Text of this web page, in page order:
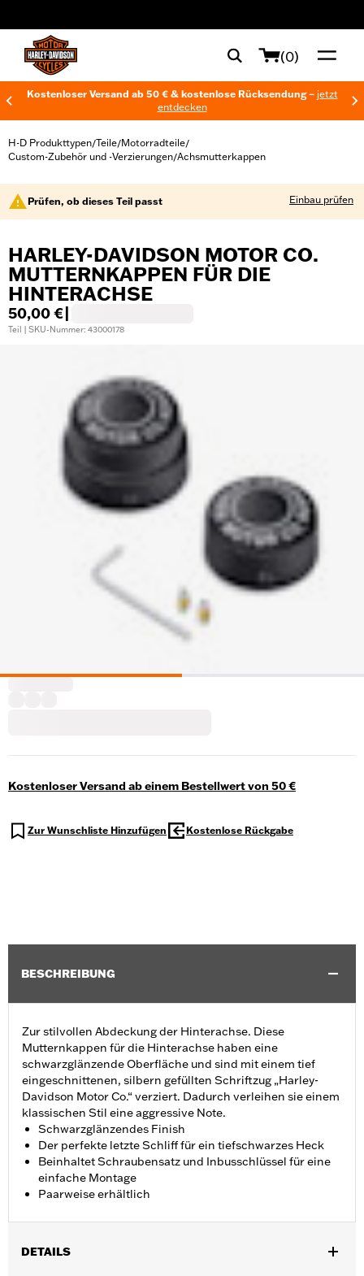
(0)
Kostenloser Versand ab 50 € & kostenlose Rücksendung – jetzt
entdecken
H-D Produkttypen/Teile/Motorradteile/
Custom-Zubehör und -Verzierungen/Achsmutterkappen
Prüfen, ob dieses Teil passt Einbau prüfen
HARLEY-DAVIDSON MOTOR CO.
MUTTERNKAPPEN FÜR DIE
HINTERACHSE
50,00 €
Teil | SKU-Nummer: 43000178
Kostenloser Versand ab einem Bestellwert von 50 €
Zur Wunschliste Hinzufügen Kostenlose Rückgabe
BESCHREIBUNG
Zur stilvollen Abdeckung der Hinterachse. Diese
Mutternkappen für die Hinterachse haben eine
schwarzglänzende Oberfläche und sind mit einem tief
eingeschnittenen, silbern gefüllten Schriftzug „Harley-
Davidson Motor Co.“ verziert. Dadurch verleihen sie einem
klassischen Stil eine aggressive Note.
Schwarzglänzendes Finish
Der perfekte letzte Schliff für ein tiefschwarzes Heck
Beinhaltet Schraubensatz und Inbusschlüssel für eine
einfache Montage
Paarweise erhältlich
DETAILS